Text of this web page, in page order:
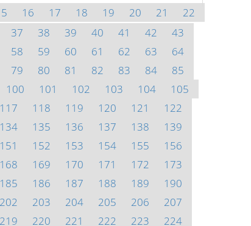
16 17 18 19 20 21
22
37 38 39 40 41 42
43
58 59 60 61 62 63
64
79 80 81 82 83 84
85
100 101 102 103 104
105
117 118 119 120 121
122
134 135 136 137 138
139
151 152 153 154 155
156
168 169 170 171 172
173
185 186 187 188 189
190
202 203 204 205 206
207
219 220 221 222 223 224